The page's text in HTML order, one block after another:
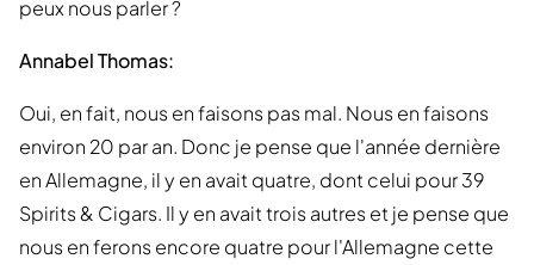
peux nous parler ?
Annabel Thomas:
Oui, en fait, nous en faisons pas mal. Nous en faisons
environ 20 par an. Donc je pense que l'année dernière
en Allemagne, il y en avait quatre, dont celui pour 39
Spirits & Cigars. Il y en avait trois autres et je pense que
nous en ferons encore quatre pour l'Allemagne cette